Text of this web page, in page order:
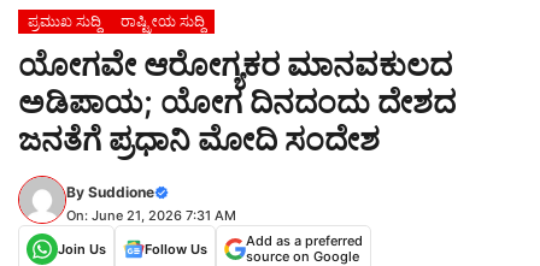
ಪ್ರಮುಖ ಸುದ್ದಿ ರಾಷ್ಟ್ರೀಯ ಸುದ್ದಿ
ಯೋಗವೇ ಆರೋಗ್ಯಕರ ಮಾನವಕುಲದ
ಅಡಿಪಾಯ; ಯೋಗ ದಿನದಂದು ದೇಶದ
ಜನತೆಗೆ ಪ್ರಧಾನಿ ಮೋದಿ ಸಂದೇಶ
By Suddione
On: June 21, 2026 7:31 AM
Join Us
Follow Us
Add as a preferred
source on Google